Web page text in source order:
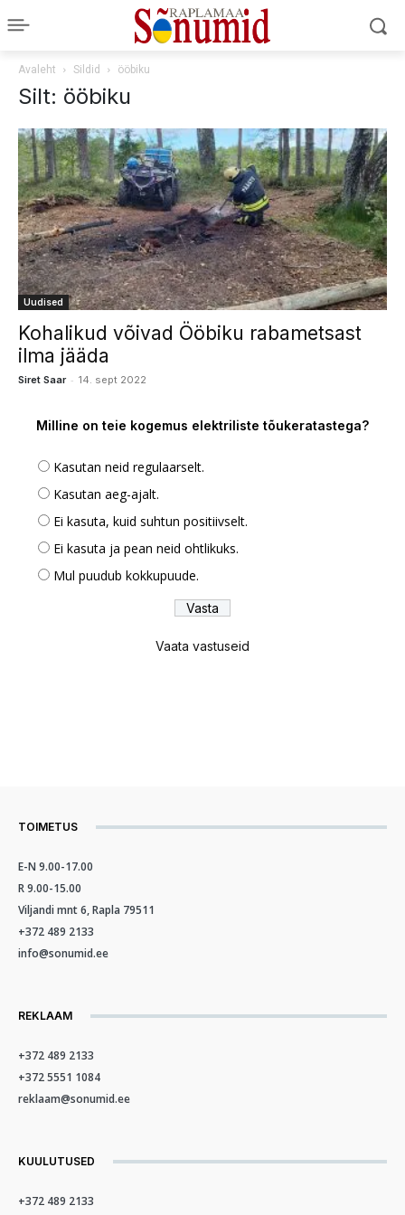
Avaleht Sildid ööbiku
Silt: ööbiku
Uudised
Kohalikud võivad Ööbiku rabametsast
ilma jääda
Siret Saar - 14. sept 2022
Milline on teie kogemus elektriliste tõukeratastega?
Kasutan neid regulaarselt.
Kasutan aeg-ajalt.
Ei kasuta, kuid suhtun positiivselt.
Ei kasuta ja pean neid ohtlikuks.
Mul puudub kokkupuude.
Vaata vastuseid
TOIMETUS
E-N 9.00-17.00
R 9.00-15.00
Viljandi mnt 6, Rapla 79511
+372 489 2133
info@sonumid.ee
REKLAAM
+372 489 2133
+372 5551 1084
reklaam@sonumid.ee
KUULUTUSED
+372 489 2133